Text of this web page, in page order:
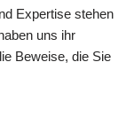
Expertise stehen
uns ihr
Beweise, die Sie